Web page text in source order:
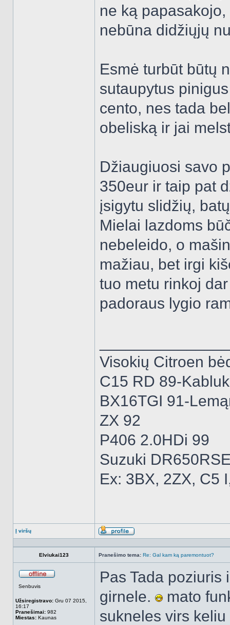
ne ką
nebūna didžiųjų
Esmė turbūt būtų
sutaupytus
cento, nes tada
obeliską ir jai
Džiaugiuosi savo
350eur ir taip pat
įsigytu slidžių,
Mielai lazdoms
nebeleido, o
mažiau, bet irgi
tuo metu rinkoj
padoraus lygio
Visokių Citroen
C15 RD 89-
BX16TGI 91-
ZX 92
P406 2.0HDi 99
Suzuki
Ex: 3BX, 2ZX, C5
Į viršų
Aprašymas
Elviukai123 Pranešimo tema: Re: Gal kam ką paremontuot?
Senbuvis
Užsiregistravo: Gru 07 2015,
16:17
Pranešimai: 982
Miestas: Kaunas
Pas Tada
girnele.
mato
sukneles virs